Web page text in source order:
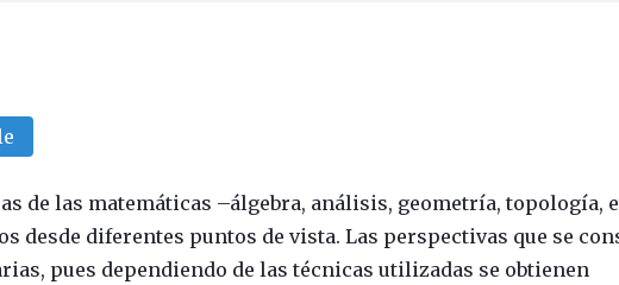
de las matemáticas –álgebra, análisis, geometría, topología,
desde diferentes puntos de vista. Las perspectivas que se
pues dependiendo de las técnicas utilizadas se obtienen